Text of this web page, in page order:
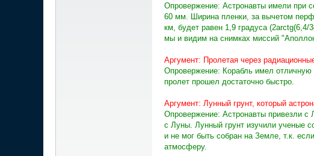
Опровержение: Астронавты имели при
60 мм. Ширина пленки, за вычетом
км, будет равен 1,9 градуса
мы и видим на снимках миссий
Аргумент: Пролетая через
Опровержение: Корабль имел отличную
пролет прошел достаточно быстро.
Аргумент: Лунный грунт, который
Опровержение: Астронавты привезли с
с Луны. Лунный грунт изучили ученые
и не мог быть собран на Земле, т.к.
атмосферу.